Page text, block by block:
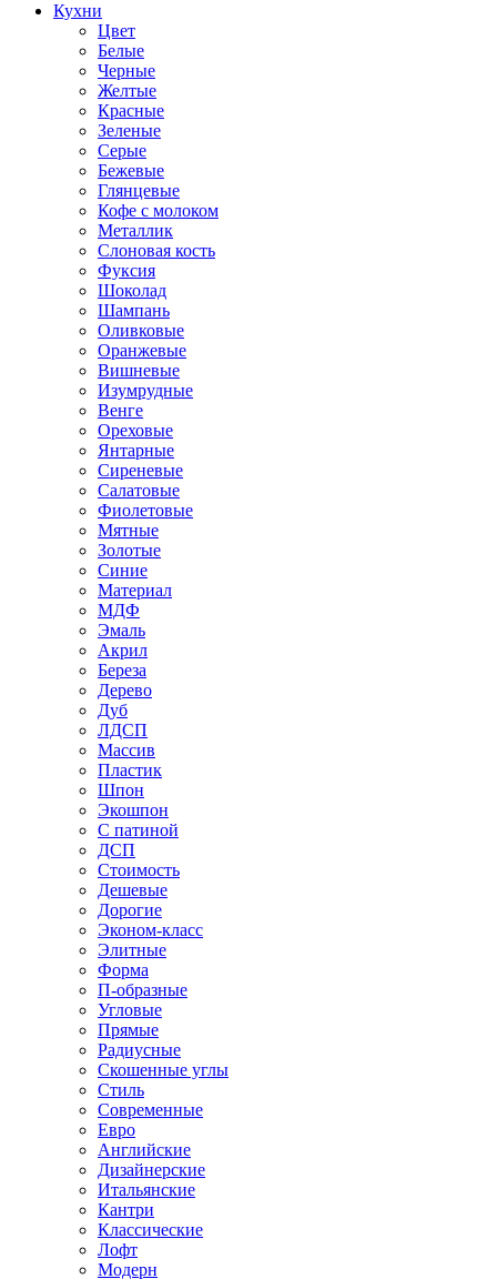
Кухни
Цвет
Белые
Черные
Желтые
Красные
Зеленые
Серые
Бежевые
Глянцевые
Кофе с молоком
Металлик
Слоновая кость
Фуксия
Шоколад
Шампань
Оливковые
Оранжевые
Вишневые
Изумрудные
Венге
Ореховые
Янтарные
Сиреневые
Салатовые
Фиолетовые
Мятные
Золотые
Синие
Материал
МДФ
Эмаль
Акрил
Береза
Дерево
Дуб
ЛДСП
Массив
Пластик
Шпон
Экошпон
С патиной
ДСП
Стоимость
Дешевые
Дорогие
Эконом-класс
Элитные
Форма
П-образные
Угловые
Прямые
Радиусные
Скошенные углы
Стиль
Современные
Евро
Английские
Дизайнерские
Итальянские
Кантри
Классические
Лофт
Модерн